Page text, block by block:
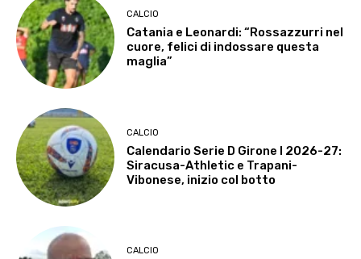
CALCIO
Catania e Leonardi: “Rossazzurri nel
cuore, felici di indossare questa
maglia”
CALCIO
Calendario Serie D Girone I 2026-27:
Siracusa-Athletic e Trapani-
Vibonese, inizio col botto
CALCIO